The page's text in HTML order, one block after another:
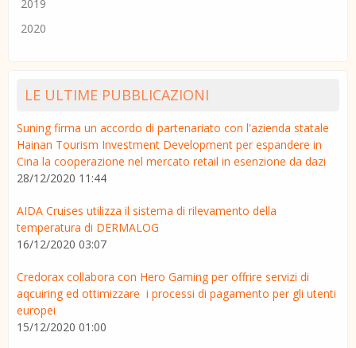
2019
2020
LE ULTIME PUBBLICAZIONI
Suning firma un accordo di partenariato con l'azienda statale
Hainan Tourism Investment Development per espandere in
Cina la cooperazione nel mercato retail in esenzione da dazi
28/12/2020 11:44
AIDA Cruises utilizza il sistema di rilevamento della
temperatura di DERMALOG
16/12/2020 03:07
Credorax collabora con Hero Gaming per offrire servizi di
aqcuiring ed ottimizzare i processi di pagamento per gli utenti
europei
15/12/2020 01:00